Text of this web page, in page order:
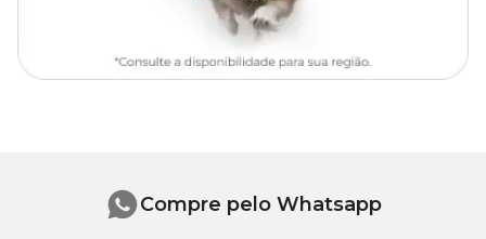
Essência 0,15 ml
Compre pelo Whatsapp